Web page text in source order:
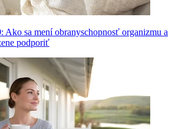
Ako sa mení obranyschopnosť organizmu a
podporiť